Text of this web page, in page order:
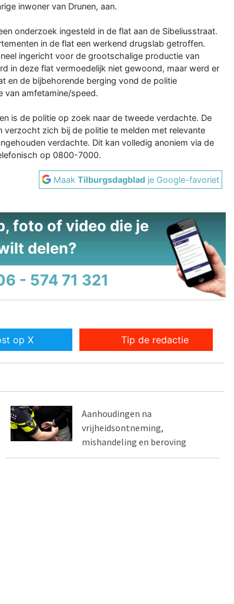
inwoner van Drunen, aan.
onderzoek ingesteld in de flat aan de Sibeliusstraat.
in de flat een werkend drugslab getroffen.
ingericht voor de grootschalige productie van
in deze flat vermoedelijk niet gewoond, maar werd er
en de bijbehorende berging vond de politie
van amfetamine/speed.
is de politie op zoek naar de tweede verdachte. De
zich bij de politie te melden met relevante
verdachte. Dit kan volledig anoniem via de
op 0800-7000.
MaakTilburgsdagblad je Google-favoriet
foto of video die je
delen?
- 574 71 321
op X Tip de redactie
Aanhoudingen na
vrijheidsontneming,
mishandeling en beroving